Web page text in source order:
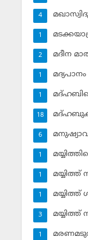
4
1
മദീന
2
മദ്യപാനം
1
1
18
6
1
മയ്യിത്ത്
1
1
3
1